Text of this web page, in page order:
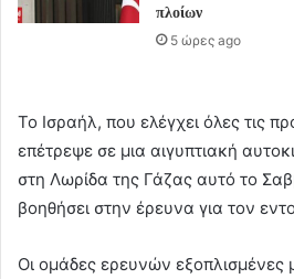
πλοίων
5 ώρες ago
Το Ισραήλ, που ελέγχει όλες τις
επέτρεψε σε μια αιγυπτιακή
στη Λωρίδα της Γάζας αυτό το
βοηθήσει στην έρευνα για τον
Οι ομάδες ερευνών εξοπλισμένες